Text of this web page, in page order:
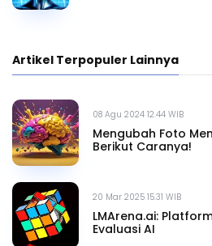
Artikel Terpopuler Lainnya
08 Agu 2024 12.44 WIB
Mengubah Foto
Berikut Caranya!
20 Mar 2025 15.31 WIB
LMArena.ai:
Evaluasi AI